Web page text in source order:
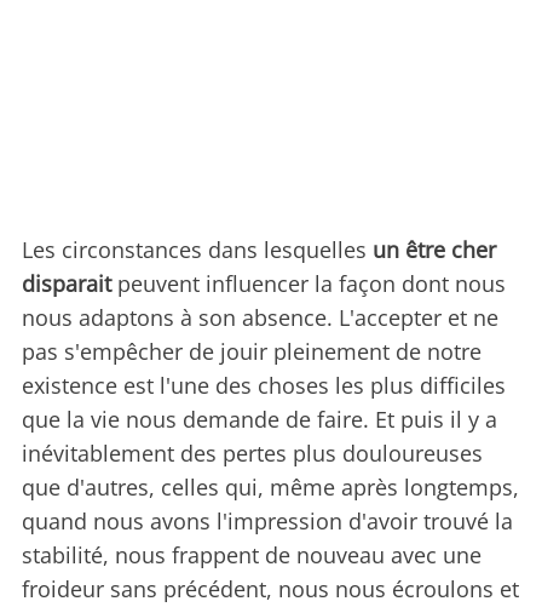
Les circonstances dans lesquelles un être cher
disparaitpeuvent influencer la façon dont nous
nous adaptons à son absence. L'accepter et ne
pas s'empêcher de jouir pleinement de notre
existence est l'une des choses les plus difficiles
que la vie nous demande de faire. Et puis il y a
inévitablement des pertes plus douloureuses
que d'autres, celles qui, même après longtemps,
quand nous avons l'impression d'avoir trouvé la
stabilité, nous frappent de nouveau avec une
froideur sans précédent, nous nous écroulons et